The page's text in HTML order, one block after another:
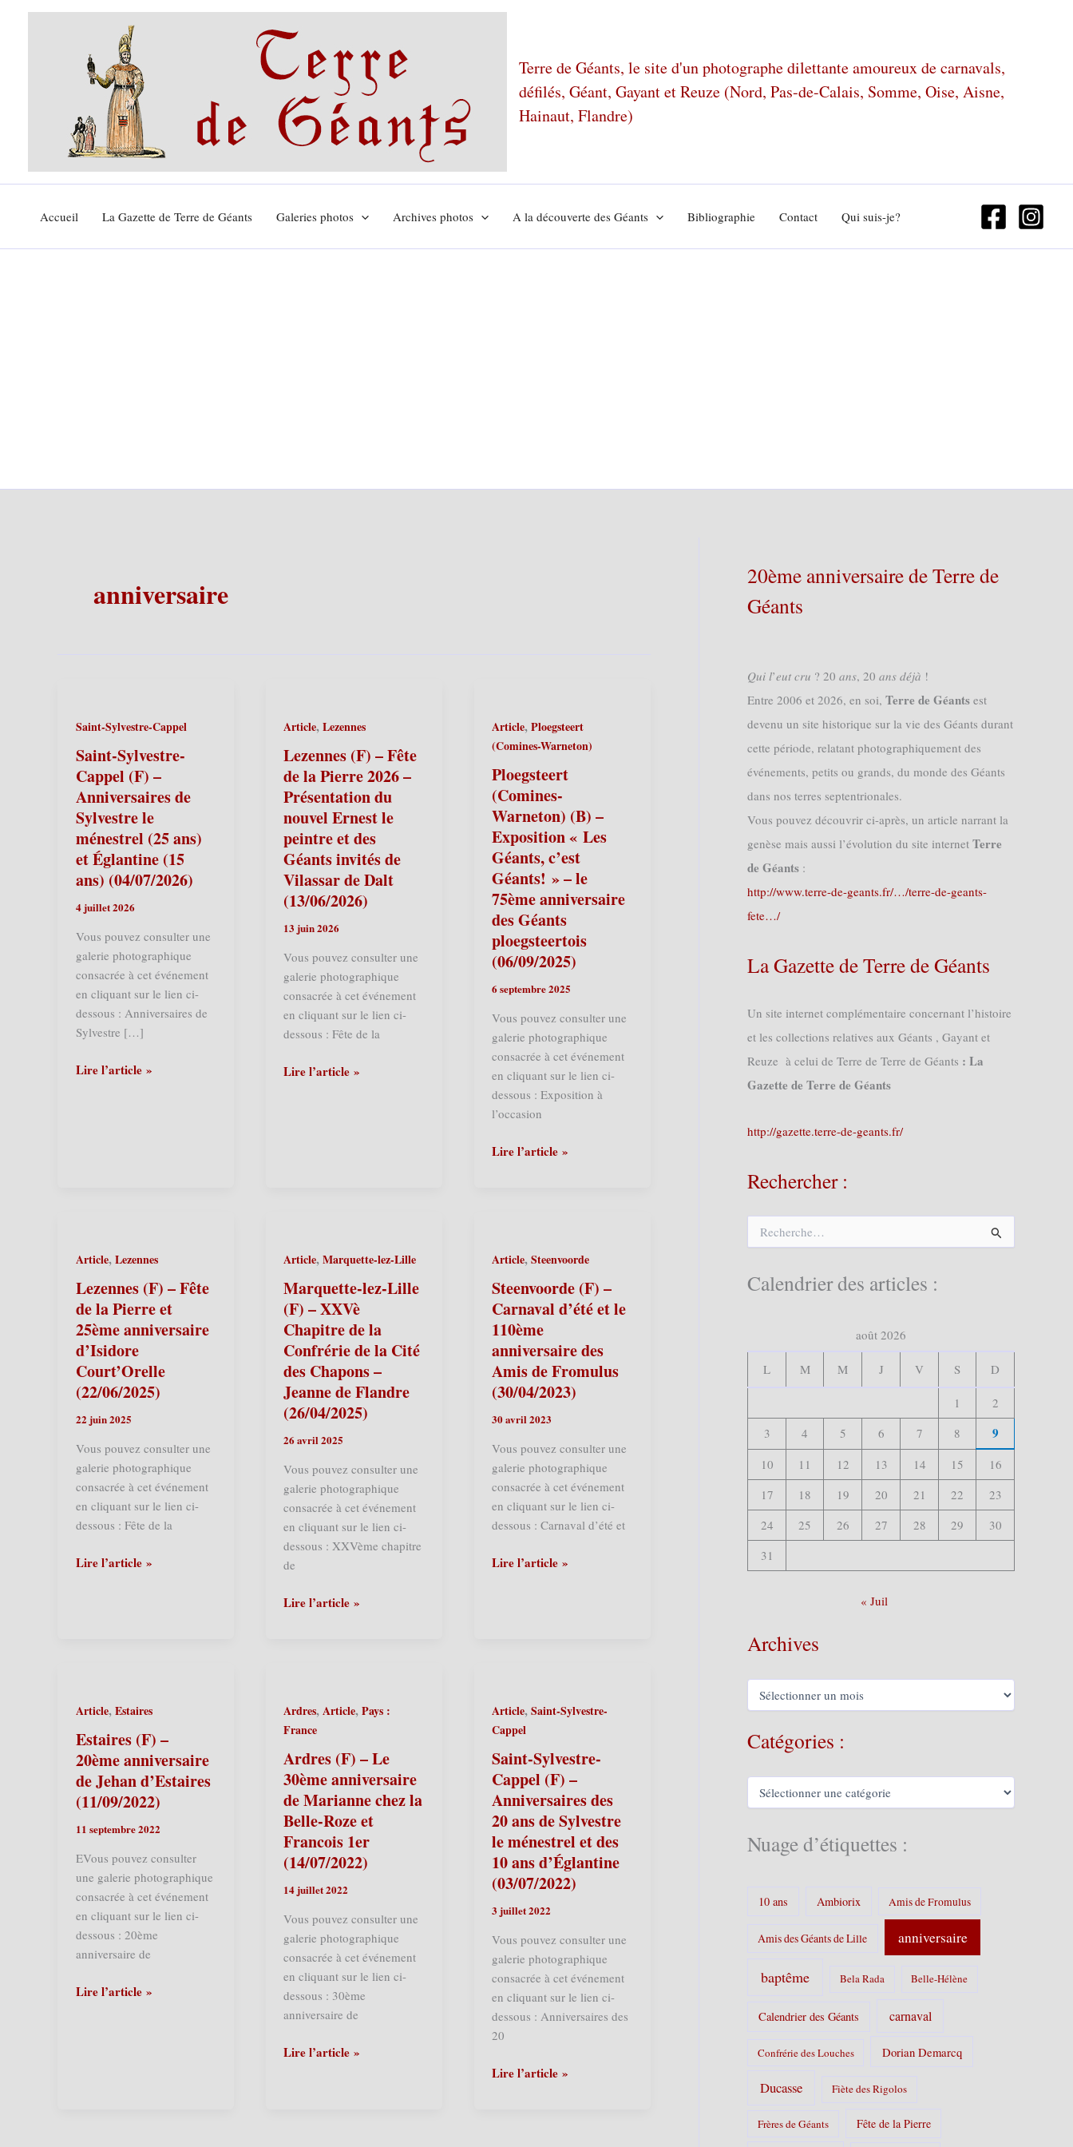
Terre de Géants, le site d'un photographe dilettante amoureux de carnavals,
défilés, Géant, Gayant et Reuze (Nord, Pas-de-Calais, Somme, Oise, Aisne,
Hainaut, Flandre)
Accueil La Gazette de Terre de Géants Galeries photos Archives photos A la découverte des Géants Bibliographie Contact Qui suis-je?
anniversaire
Saint-Sylvestre-Cappel
Saint-Sylvestre-
Cappel (F) –
Anniversaires de
Sylvestre le
ménestrel (25 ans)
et Églantine (15
ans) (04/07/2026)
4 juillet 2026
Vous pouvez consulter une
galerie photographique
consacrée à cet événement
en cliquant sur le lien ci-
dessous : Anniversaires de
Sylvestre […]
Saint-
(25
ans)
et
Églantine
(15
ans)
(04/07/2026)
Lire l’article »
Article,Lezennes
Lezennes (F) – Fête
de la Pierre 2026 –
Présentation du
nouvel Ernest le
peintre et des
Géants invités de
Vilassar de Dalt
(13/06/2026)
13 juin 2026
Vous pouvez consulter une
galerie photographique
consacrée à cet événement
en cliquant sur le lien ci-
dessous : Fête de la
Lezennes
du
nouvel
Ernest
le
peintre
et
des
Géants
invités
de
de
Dalt
(13/06/2026)
Lire l’article »
Article,Ploegsteert
(Comines-Warneton)
Ploegsteert
(Comines-
Warneton) (B) –
Exposition « Les
Géants, c’est
Géants! » – le
75ème anniversaire
des Géants
ploegsteertois
(06/09/2025)
6 septembre 2025
Vous pouvez consulter une
galerie photographique
consacrée à cet événement
en cliquant sur le lien ci-
dessous : Exposition à
l’occasion
Ploegsteert
« Les
Géants,
c’est
Géants! »
–
le
75ème
anniversaire
des
ploegsteertois
(06/09/2025)
Lire l’article »
Article,Lezennes
Lezennes (F) – Fête
de la Pierre et
25ème anniversaire
d’Isidore
Court’Orelle
(22/06/2025)
22 juin 2025
Vous pouvez consulter une
galerie photographique
consacrée à cet événement
en cliquant sur le lien ci-
dessous : Fête de la
Lezennes
25ème
anniversaire
d’Isidore
Court’Orelle
(22/06/2025)
Lire l’article »
Article,Marquette-lez-Lille
Marquette-lez-Lille
(F) – XXVè
Chapitre de la
Confrérie de la Cité
des Chapons –
Jeanne de Flandre
(26/04/2025)
26 avril 2025
Vous pouvez consulter une
galerie photographique
consacrée à cet événement
en cliquant sur le lien ci-
dessous : XXVème chapitre
de
Marquette-
Chapitre
de
la
Confrérie
de
la
Cité
des
Chapons
–
de
Flandre
(26/04/2025)
Lire l’article »
Article,Steenvoorde
Steenvoorde (F) –
Carnaval d’été et le
110ème
anniversaire des
Amis de Fromulus
(30/04/2023)
30 avril 2023
Vous pouvez consulter une
galerie photographique
consacrée à cet événement
en cliquant sur le lien ci-
dessous : Carnaval d’été et
Steenvoorde
anniversaire
des
Amis
de
Fromulus
(30/04/2023)
Lire l’article »
Article,Estaires
Estaires (F) –
20ème anniversaire
de Jehan d’Estaires
(11/09/2022)
11 septembre 2022
EVous pouvez consulter
une galerie photographique
consacrée à cet événement
en cliquant sur le lien ci-
dessous : 20ème
anniversaire de
Estaires
Lire l’article »
Ardres,Article,Pays :
France
Ardres (F) – Le
30ème anniversaire
de Marianne chez la
Belle-Roze et
Francois 1er
(14/07/2022)
14 juillet 2022
Vous pouvez consulter une
galerie photographique
consacrée à cet événement
en cliquant sur le lien ci-
dessous : 30ème
anniversaire de
Ardres
Lire l’article »
Article,Saint-Sylvestre-
Cappel
Saint-Sylvestre-
Cappel (F) –
Anniversaires des
20 ans de Sylvestre
le ménestrel et des
10 ans d’Églantine
(03/07/2022)
3 juillet 2022
Vous pouvez consulter une
galerie photographique
consacrée à cet événement
en cliquant sur le lien ci-
dessous : Anniversaires des
20
Saint-
Lire l’article »
20ème anniversaire de Terre de
Géants
𝑄𝑢𝑖 𝑙’𝑒𝑢𝑡 𝑐𝑟𝑢 ? 20 𝑎𝑛𝑠, 20 𝑎𝑛𝑠 𝑑𝑒́𝑗𝑎̀ !
Entre 2006 et 2026, en soi, Terre de Géants est
devenu un site historique sur la vie des Géants durant
cette période, relatant photographiquement des
événements, petits ou grands, du monde des Géants
dans nos terres septentrionales.
Vous pouvez découvrir ci-après, un article narrant la
genèse mais aussi l’évolution du site internet Terre
de Géants :
http://www.terre-de-geants.fr/…/terre-de-geants-
fete…/
La Gazette de Terre de Géants
Un site internet complémentaire concernant l’histoire
et les collections relatives aux Géants , Gayant et
Reuze à celui de Terre de Terre de Géants : La
Gazette de Terre de Géants
http://gazette.terre-de-geants.fr/
Rechercher :
e
e
Calendrier des articles :
août 2026
L M M J V S D
1
2
3
4 5 6 7 8 9
10 11 12 13 14 15
16
17
18 19 20 21 22
23
24
25 26 27 28 29
30
31
« Juil
Archives
A
h
i
e
Catégories :
C
g
Nuage d’étiquettes :
10 ans Ambiorix Amis de Fromulus
Amis des Géants de Lille anniversaire
baptême Bela Rada Belle-Hélène
Calendrier des Géants carnaval
Confrérie des Louches Dorian Demarcq
Ducasse Fiète des Rigolos
Frères de Géants Fête de la Pierre